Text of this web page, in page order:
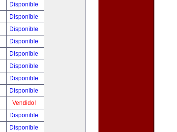
Disponible
Disponible
Disponible
Disponible
Disponible
Disponible
Disponible
Disponible
Vendido!
Disponible
Disponible